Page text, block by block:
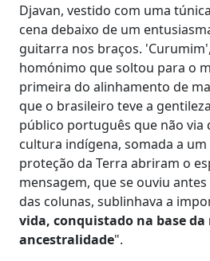
Djavan, vestido com uma
cena debaixo de um
guitarra nos braços.
homónimo que soltou para o
primeira do alinhamento de
que o brasileiro teve a
público português que não via
cultura indígena, somada a
proteção da Terra abriram o
mensagem, que se ouviu
das colunas, sublinhava a
vida, conquistado na base da
ancestralidade".